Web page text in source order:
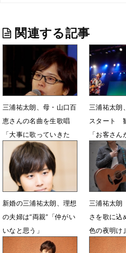
関連する記事
三浦祐太朗、母・山口百
恵さんの名曲を生歌唱
「大事に歌っていきた
い」
1月28日 21時26分
三浦祐太朗
スタート
「お客さ
る！」
9月22日
新婚の三浦祐太朗、理想
の夫婦は“両親”「仲がい
いなと思う」
8月31日 18時29分
三浦祐太朗
さを歌に込
色の夜明け
6月15日